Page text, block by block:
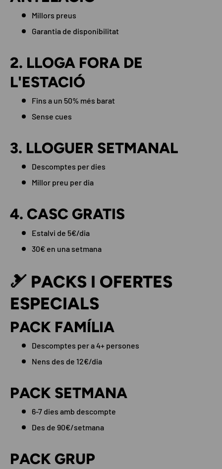
Millors preus
Garantia de disponibilitat
2. LLOGA FORA DE
L'ESTACIÓ
Fins a un 50% més barat
Sense cues
3. LLOGUER SETMANAL
Descomptes per dies
Millor preu per dia
4. CASC GRATIS
Estalvi de 5€/dia
30€ en una setmana
🎿 PACKS I OFERTES
ESPECIALS
PACK FAMÍLIA
Descomptes per a 4+ persones
Nens des de 12€/dia
PACK SETMANA
6-7 dies amb descompte
Des de 90€/setmana
PACK GRUP